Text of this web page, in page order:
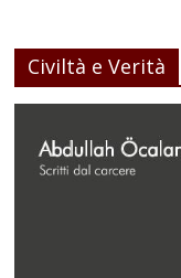
Civiltà e Verità